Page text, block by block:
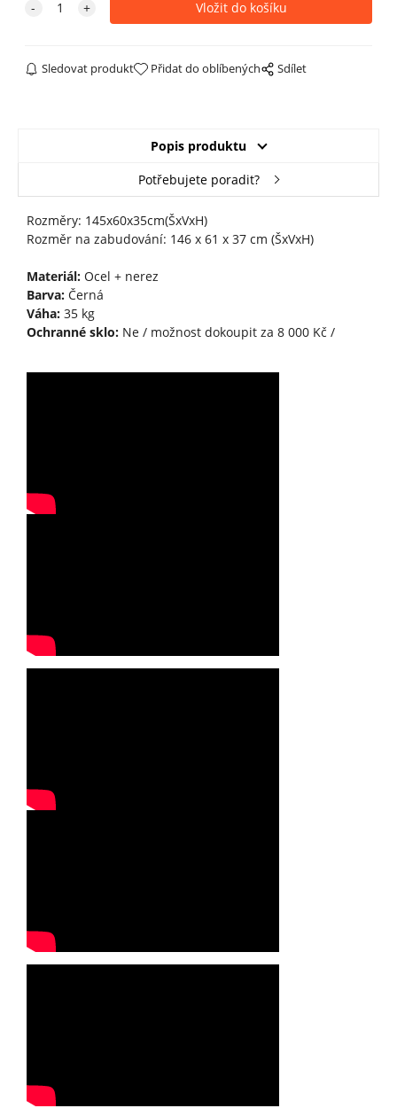
Sledovat produkt Přidat do oblíbených Sdílet
Popis produktu
Potřebujete poradit?
Rozměry: 145x60x35cm(ŠxVxH)
Rozměr na zabudování: 146 x 61 x 37 cm (ŠxVxH)
Materiál:Ocel + nerez
Barva:Černá
Váha:35 kg
Ochranné sklo:Ne / možnost dokoupit za 8 000 Kč /